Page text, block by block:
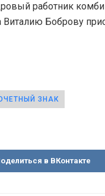
работник
Виталию Боброву
ЗНАК
в ВКонтакте